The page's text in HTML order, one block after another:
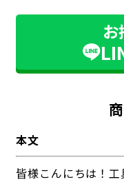
お
本文
皆様こんにちは！